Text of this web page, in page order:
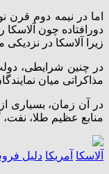
دورافتاده چون آلاسکا
زیرا آلاسکا در
در چنین شرایطی،
مذاکراتی میان نمایندگان دو کشور انجام شد و سرانجام
منابع عظیم طلا، نفت،
آلاسکا آمریکا دلیل